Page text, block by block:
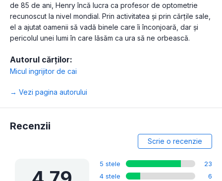
de 85 de ani, Henry încă lucra ca profesor de optometrie
recunoscut la nivel mondial. Prin activitatea și prin cărțile sale,
el a ajutat oamenii să vadă binele care îi înconjoară, dar și
pericolul unei lumi în care lăsăm ca ura să ne orbească.
Autorul cărților:
Micul ingrijitor de cai
→ Vezi pagina autorului
Recenzii
Scrie o recenzie
5 stele
23
4 stele
6